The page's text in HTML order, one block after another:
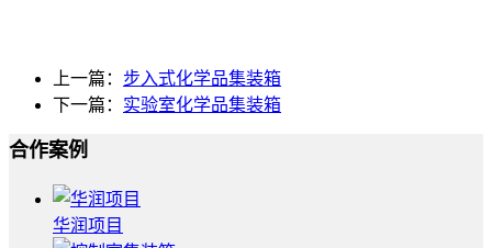
上一篇： 步入式化学品集装箱
下一篇： 实验室化学品集装箱
合作案例
华润项目